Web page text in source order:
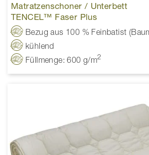
Matratzenschoner / Unterbett
TENCEL™ Faser Plus
Bezug aus 100 % Feinbatist
kühlend
Füllmenge: 600 g/m2